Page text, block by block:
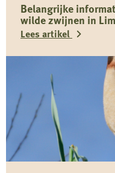
Belangrijke
wilde zwijnen in
Lees artikel
over
Belangrijke
informatie
over
Toxocara